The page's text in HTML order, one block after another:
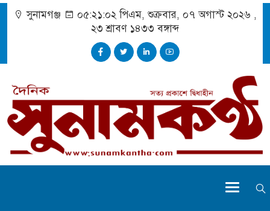
সুনামগঞ্জ ০৫:২১:০৩ পিএম, শুক্রবার, ০৭ অগাস্ট ২০২৬ ,
২৩ শ্রাবণ ১৪৩৩ বঙ্গাব্দ